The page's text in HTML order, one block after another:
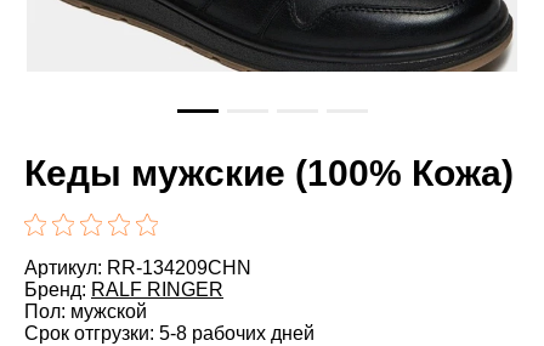
Кеды мужские (100% Кожа)
Артикул: RR-134209CHN
Бренд: RALF RINGER
Пол: мужской
Срок отгрузки: 5-8 рабочих дней